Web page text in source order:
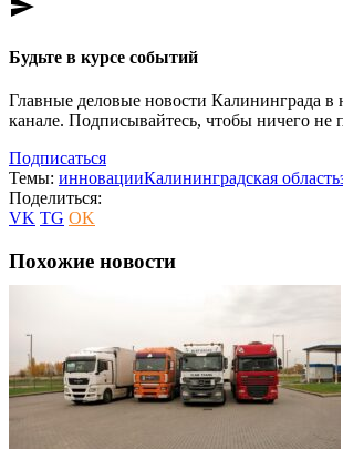
send
Будьте в курсе событий
Главные деловые новости Калининграда в
канале. Подписывайтесь, чтобы ничего не
Подписаться
Темы: инновацииКалининградская область
Поделиться:
VK TG OK
Похожие новости